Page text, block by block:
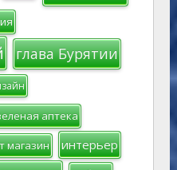
глава Бурятии
аптека
магазин интерьер